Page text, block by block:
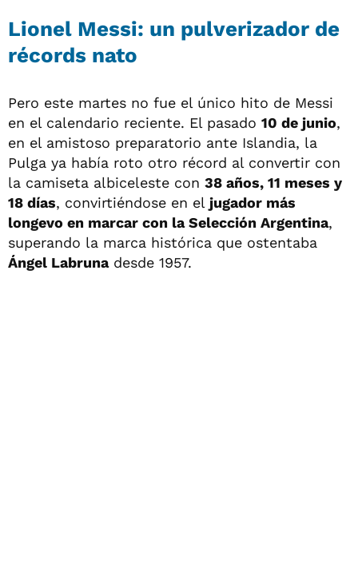
Lionel Messi: un pulverizador de
récords nato
Pero este martes no fue el único hito de Messi
en el calendario reciente. El pasado 10 de junio,
en el amistoso preparatorio ante Islandia, la
Pulga ya había roto otro récord al convertir con
la camiseta albiceleste con 38 años, 11 meses y
18 días, convirtiéndose en el jugador más
longevo en marcar con la Selección Argentina,
superando la marca histórica que ostentaba
Ángel Labrunadesde 1957.